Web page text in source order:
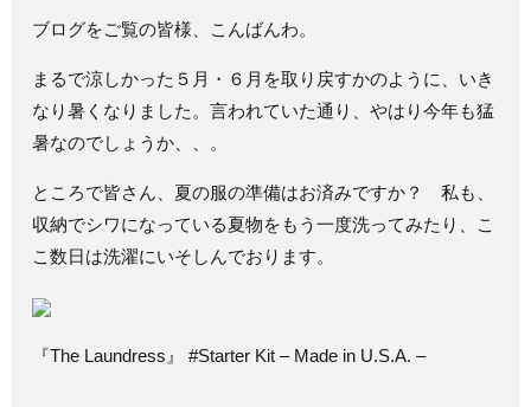
ブログをご覧の皆様、こんばんわ。
まるで涼しかった５月・６月を取り戻すかのように、いき
なり暑くなりました。言われていた通り、やはり今年も猛
暑なのでしょうか、、。
ところで皆さん、夏の服の準備はお済みですか？ 私も、
収納でシワになっている夏物をもう一度洗ってみたり、こ
こ数日は洗濯にいそしんでおります。
『The Laundress』 #Starter Kit – Made in U.S.A. –